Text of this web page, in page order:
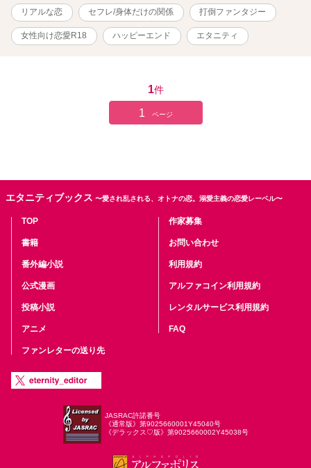
リアルな恋 セフレ/身体だけの関係 打倒ファンタジー
女性向け恋愛R18 ハッピーエンド エタニティ
1件
1 ページ
エタニティブックス 〜愛され乱される、オトナの恋。溺愛主義の恋愛レーベル〜
TOP
書籍
番外編小説
公式漫画
投稿小説
アニメ
ファンレターの送り先
作家募集
お問い合わせ
利用規約
アルファコイン利用規約
レンタルサービス利用規約
FAQ
JASRAC許諾番号
《通常版》第9025660001Y45040号
《デラックス♡版》第9025660002Y45038号